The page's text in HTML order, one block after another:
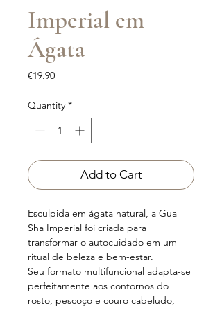
Imperial em
Ágata
€19.90Price
Quantity *
Add to Cart
Esculpida em ágata natural, a Gua
Sha Imperial foi criada para
transformar o autocuidado em um
ritual de beleza e bem-estar.
Seu formato multifuncional adapta-se
perfeitamente aos contornos do
rosto, pescoço e couro cabeludo,